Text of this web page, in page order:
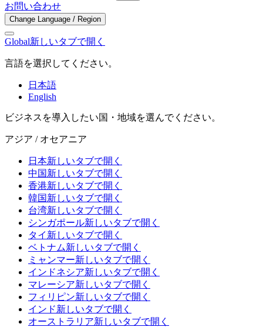
お問い合わせ
Change Language / Region
Global新しいタブで開く
言語を選択してください。
日本語
English
ビジネスを導入したい国・地域を選んでください。
アジア / オセアニア
日本新しいタブで開く
中国新しいタブで開く
香港新しいタブで開く
韓国新しいタブで開く
台湾新しいタブで開く
シンガポール新しいタブで開く
タイ 新しいタブで開く
ベトナム新しいタブで開く
ミャンマー新しいタブで開く
インドネシア新しいタブで開く
マレーシア新しいタブで開く
フィリピン新しいタブで開く
インド新しいタブで開く
オーストラリア新しいタブで開く